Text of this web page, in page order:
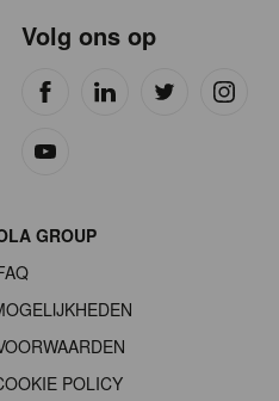
Volg ons op
GROUP
POLICY